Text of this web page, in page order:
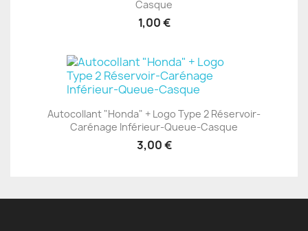
Casque
1,00 €
Autocollant "Honda" + Logo Type 2 Réservoir-
Carénage Inférieur-Queue-Casque
3,00 €